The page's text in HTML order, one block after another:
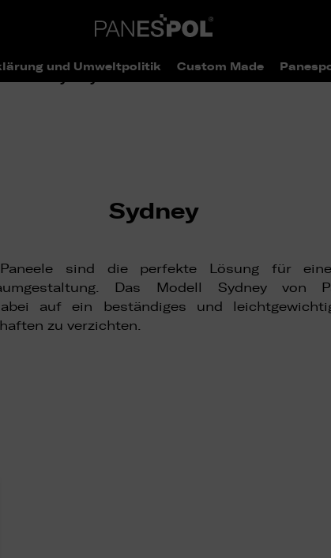
und Umweltpolitik Custom Made
Sydney
sind die perfekte Lösung für
Das Modell Sydney von
auf ein beständiges und
zu verzichten.